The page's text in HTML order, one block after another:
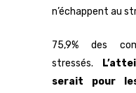
n’échappent au
75,9% des
stressés.
serait pour